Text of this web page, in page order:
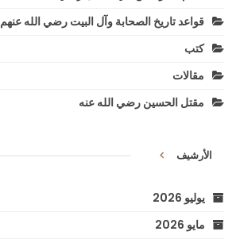
قواعد تاريخ الصحابة وآل البيت رضي الله عنهم
كتب
مقالات
مقتل الحسين رضي الله عنه
الأرشيف
يوليو 2026
مايو 2026